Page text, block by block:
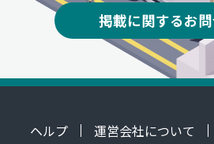
掲載に関するお
ヘルプ 運営会社について